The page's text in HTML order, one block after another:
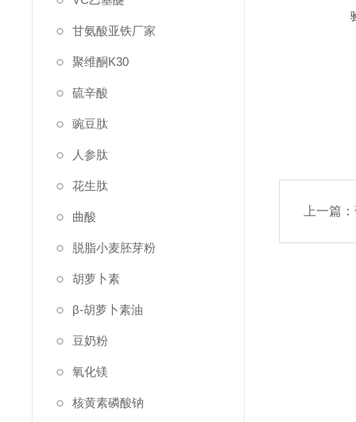
甘氨酸亚铁厂家
聚维酮K30
硫辛酸
豌豆肽
人参肽
花生肽
曲酸
脱脂小麦胚芽粉
胡萝卜素
β-胡萝卜素油
豆奶粉
氧化镁
核黄素磷酸钠
上一篇：